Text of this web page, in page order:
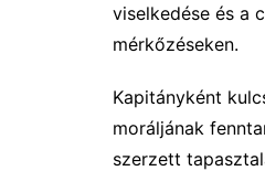
viselkedése és a
mérkőzéseken.
Kapitányként
moráljának
szerzett